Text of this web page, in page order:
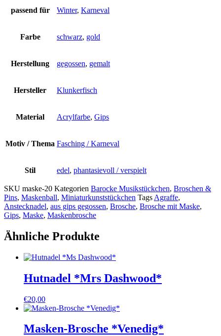
passend für Winter, Karneval
Farbe schwarz, gold
Herstellung gegossen, gemalt
Hersteller Klunkerfisch
Material Acrylfarbe, Gips
Motiv / Thema Fasching / Karneval
Stil edel, phantasievoll / verspielt
SKU maske-20 Kategorien Barocke Musikstückchen, Broschen &
Pins, Maskenball, Miniaturkunststückchen Tags Agraffe,
Anstecknadel, aus gips gegossen, Brosche, Brosche mit Maske,
Gips, Maske, Maskenbrosche
Ähnliche Produkte
Hutnadel *Mrs Dashwood*
€20,00
Masken-Brosche *Venedig*